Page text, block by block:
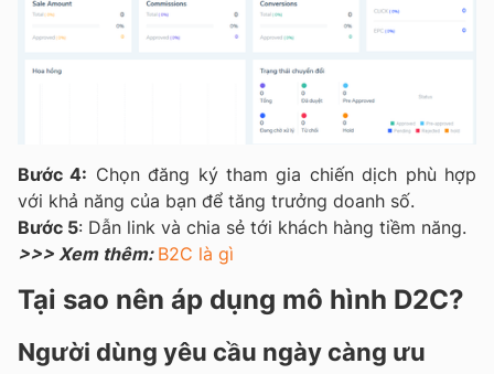
Bước 4: Chọn đăng ký tham gia chiến dịch phù hợp
với khả năng của bạn để tăng trưởng doanh số.
Bước 5: Dẫn link và chia sẻ tới khách hàng tiềm năng.
>>> Xem thêm: B2C là gì
Tại sao nên áp dụng mô hình D2C?
Người dùng yêu cầu ngày càng ưu